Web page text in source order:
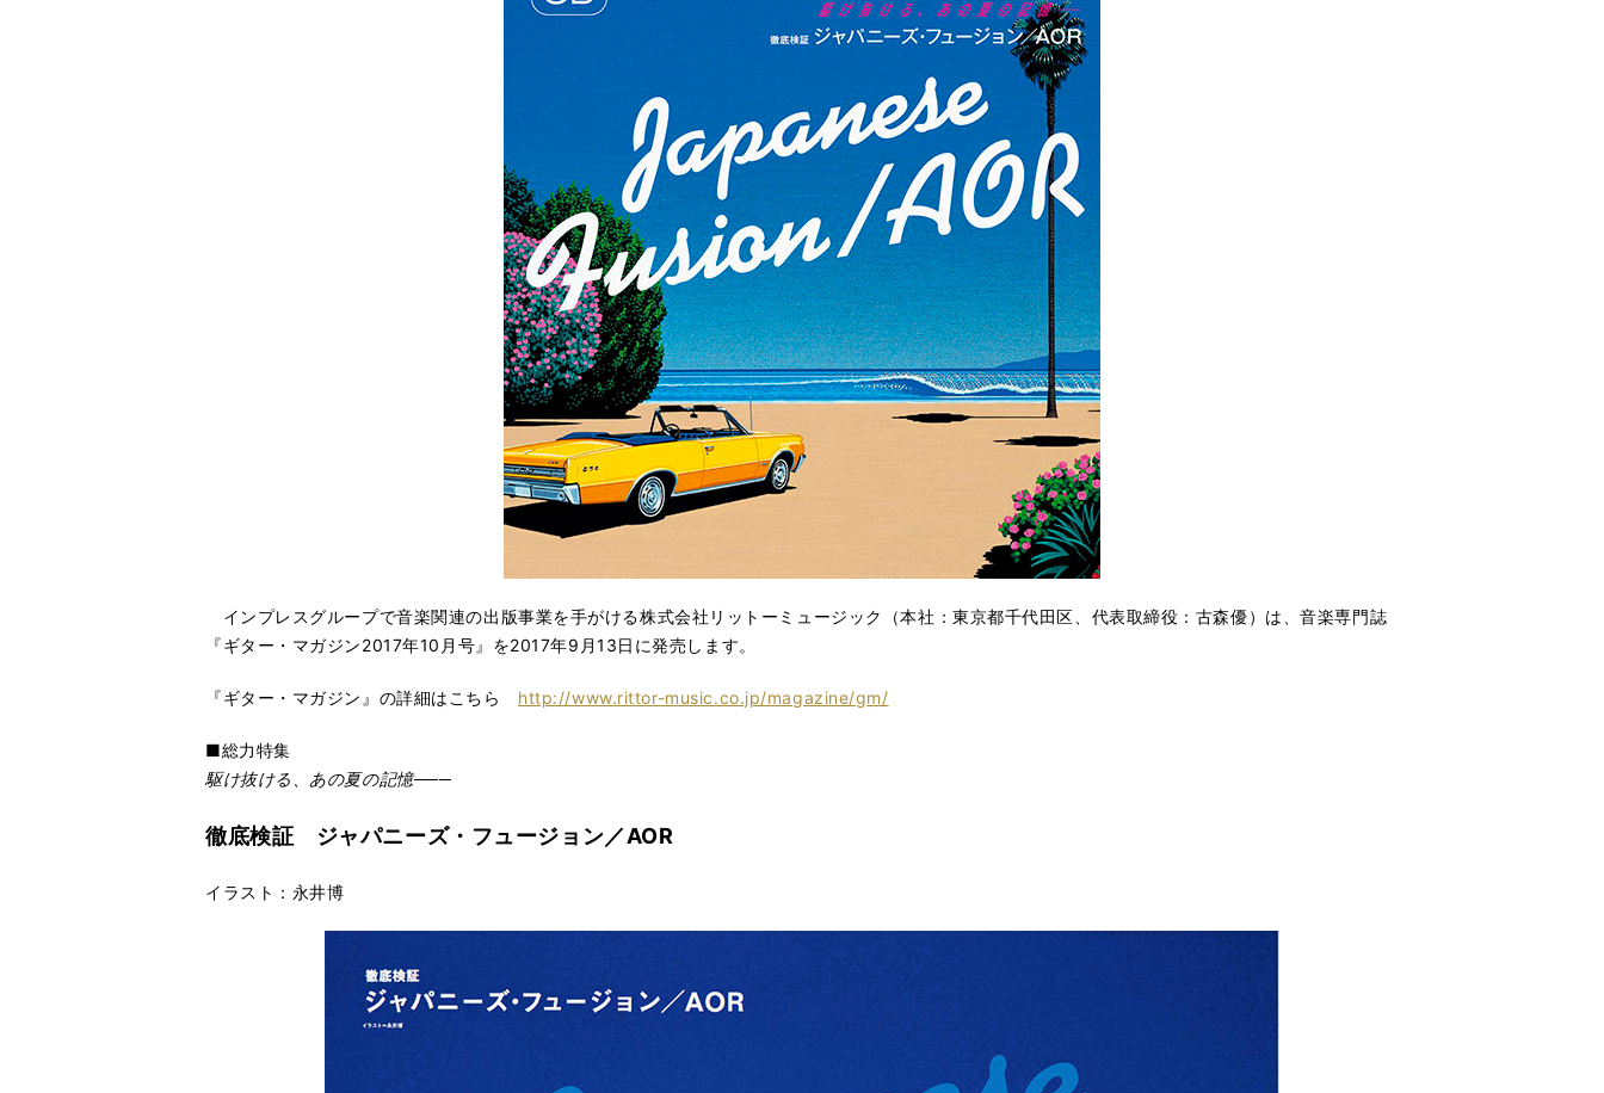
インプレスグループで音楽関連の出版事業を手がける株式会社リットーミュージック（本社：東京都千代田区、代表取締役：古森優）は、音楽専門誌
『ギター・マガジン2017年10月号』を2017年9月13日に発売します。
『ギター・マガジン』の詳細はこちら http://www.rittor-music.co.jp/magazine/gm/
■総力特集
駆け抜ける、あの夏の記憶───
徹底検証 ジャパニーズ・フュージョン／AOR
イラスト：永井博